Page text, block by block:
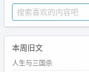
本周旧文
人生与三国杀